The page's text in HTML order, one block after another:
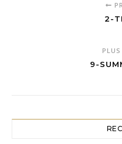
2-
PLUS
9-